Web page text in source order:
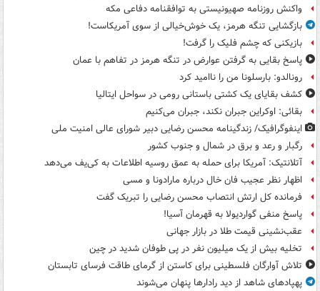
واکنش روزنامه صهیونیستی به توافقنامه دفاعی مکه
بازگشایی تنگه هرمز، یک خوش‌خیالی از سوی آمریکاست!
بازیکنی که چشم فلیک را گرفت!
پاسخ بقایی به گرفتن عوارض در تنگه هرمز در تفاهم با عمان
رونالدو: بارسلونا من را ناامید کرد
کشف بقایای یک کشتی باستانی رومی در سواحل ایتالیا
بقائی: اوکراین جبران نکند، جبران می‌کنیم
اینفوگرافیک/ زندگینامه محسن رضایی دبیر شورای عالی امنیت‌ ملی
رگبار و رعد و برق در شمال و جنوب کشور
آتلانتیک: آمریکا برای حمله به عمق روسیه اطلاعات به کی‌یف می‌دهد
اظهار نظر عجیب فان خال درباره مارادونا و مسی
فرمانده کل ارتش انتصاب محسن رضایی را تبریک گفت
پاسخ منفی گواردیولا به قهرمان آسیا!
عقب‌نشینی قیمت طلا در بازار جهانی
تخلیه بیش از یک میلیون نفر در پی طوفان شدید در چین
تلاش آوارگان فلسطینی برای کاستن از گرمای طاقت فرسای تابستان
پهپادهای شاهد از دید رادارها پنهان می‌شوند